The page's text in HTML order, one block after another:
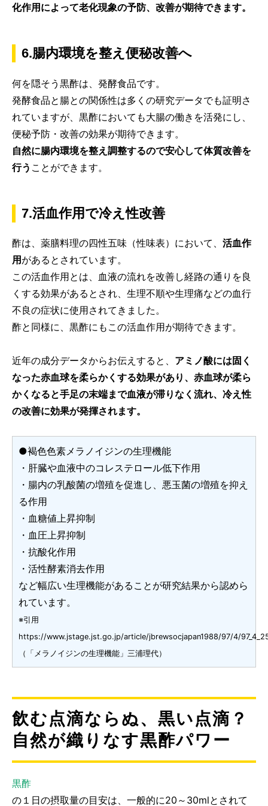
化作用によって老化現象の予防、改善が期待できます。
6.腸内環境を整え便秘改善へ
何を隠そう黒酢は、発酵食品です。
発酵食品と腸との関係性は多くの研究データでも証明さ
れていますが、黒酢においても大腸の働きを活発にし、
便秘予防・改善の効果が期待できます。
自然に腸内環境を整え調整するので安心して体質改善を
行う ことができます。
7.活血作用で冷え性改善
酢は、薬膳料理の四性五味（性味表）において、 活血作
用 があるとされています。
この活血作用とは、血液の流れを改善し経路の通りを良
くする効果があるとされ、生理不順や生理痛などの血行
不良の症状に使用されてきました。
酢と同様に、黒酢にもこの活血作用が期待できます。
近年の成分データからお伝えすると、 アミノ酸には固く
なった赤血球を柔らかくする効果があり、赤血球が柔ら
かくなると手足の末端まで血液が滞りなく流れ、冷え性
の改善に効果が発揮されます。
●褐色色素メラノイジンの生理機能
・肝臓や血液中のコレステロール低下作用
・腸内の乳酸菌の増殖を促進し、悪玉菌の増殖を抑え
る作用
・血糖値上昇抑制
・血圧上昇抑制
・抗酸化作用
・活性酵素消去作用
など幅広い生理機能があることが研究結果から認めら
れています。
※引用
https://www.jstage.jst.go.jp/article/jbrewsocjapan1988/97/4/
（「メラノイジンの生理機能」三浦理代）
飲む点滴ならぬ、黒い点滴？
自然が織りなす黒酢パワー
黒酢
の１日の摂取量の目安は、一般的に20～30mlとされて